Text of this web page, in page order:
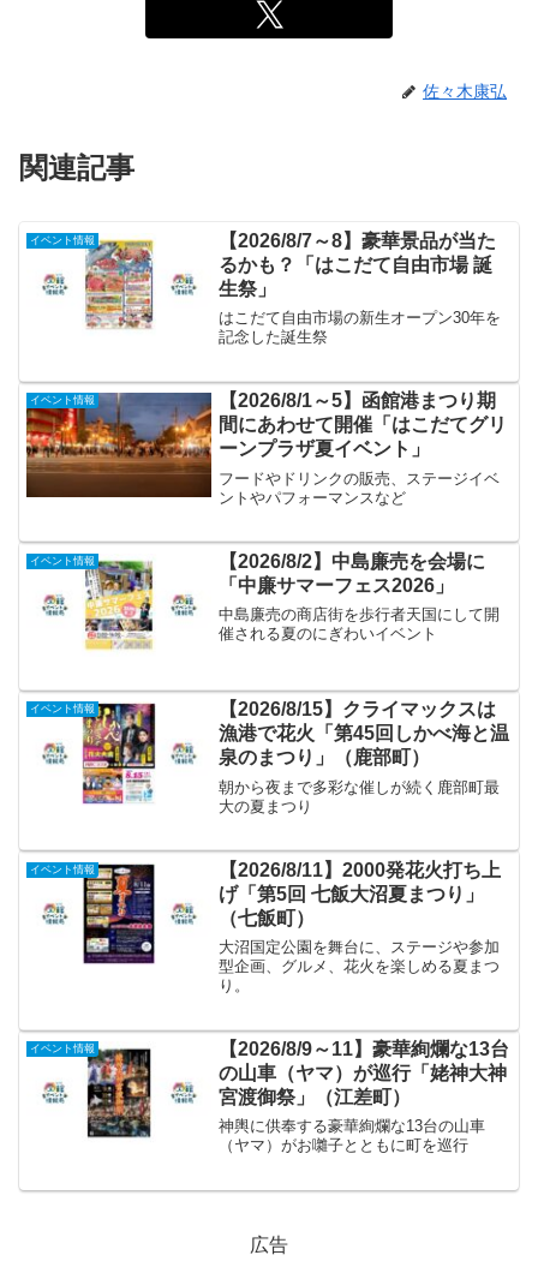
佐々木康弘
関連記事
イベント情報
【2026/8/7～8】豪華景品が当た
るかも？「はこだて自由市場 誕
生祭」
はこだて自由市場の新生オープン30年を
記念した誕生祭
イベント情報
【2026/8/1～5】函館港まつり期
間にあわせて開催「はこだてグリ
ーンプラザ夏イベント」
フードやドリンクの販売、ステージイベ
ントやパフォーマンスなど
イベント情報
【2026/8/2】中島廉売を会場に
「中廉サマーフェス2026」
中島廉売の商店街を歩行者天国にして開
催される夏のにぎわいイベント
イベント情報
【2026/8/15】クライマックスは
漁港で花火「第45回しかべ海と温
泉のまつり」（鹿部町）
朝から夜まで多彩な催しが続く鹿部町最
大の夏まつり
イベント情報
【2026/8/11】2000発花火打ち上
げ「第5回 七飯大沼夏まつり」
（七飯町）
大沼国定公園を舞台に、ステージや参加
型企画、グルメ、花火を楽しめる夏まつ
り。
イベント情報
【2026/8/9～11】豪華絢爛な13台
の山車（ヤマ）が巡行「姥神大神
宮渡御祭」（江差町）
神輿に供奉する豪華絢爛な13台の山車
（ヤマ）がお囃子とともに町を巡行
広告